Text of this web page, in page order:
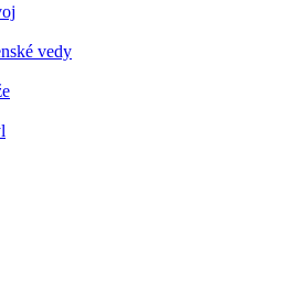
vedy